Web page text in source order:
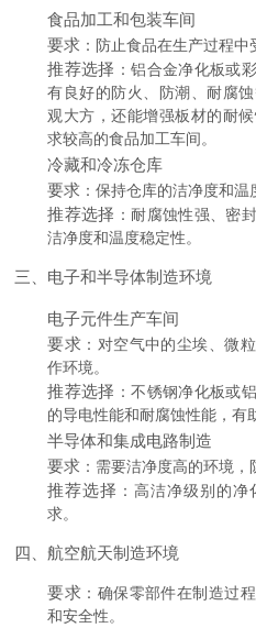
食品加工和包装车间
要求 ：防止食品在生产过程中
推荐选择 ：铝合金净化板或
有良好的防火、防潮、耐腐
观大方，还能增强板材的耐
求较高的食品加工车间。
冷藏和冷冻仓库
要求 ：保持仓库的洁净度和温
推荐选择 ：耐腐蚀性强、密
洁净度和温度稳定性。
三、电子和半导体制造环境
电子元件生产车间
要求 ：对空气中的尘埃、微
作环境。
推荐选择 ：不锈钢净化板或
的导电性能和耐腐蚀性能，有
半导体和集成电路制造
要求 ：需要洁净度高的环境，
推荐选择 ：高洁净级别的
求。
四、航空航天制造环境
要求 ：确保零部件在制造过
和安全性。